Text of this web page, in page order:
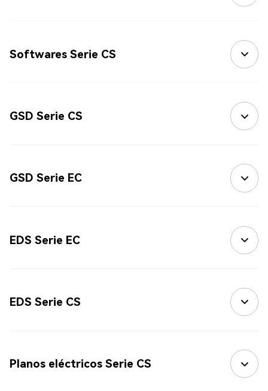
Softwares Serie CS
GSD Serie CS
GSD Serie EC
EDS Serie EC
EDS Serie CS
Planos eléctricos Serie CS